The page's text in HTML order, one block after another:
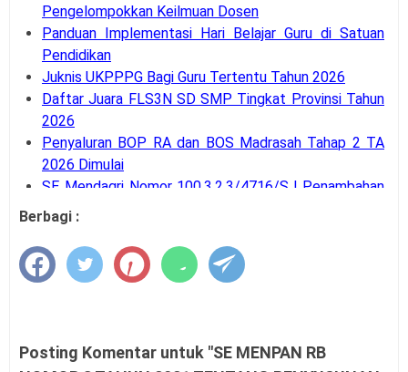
Pengelompokkan Keilmuan Dosen
Panduan Implementasi Hari Belajar Guru di Satuan
Pendidikan
Juknis UKPPPG Bagi Guru Tertentu Tahun 2026
Daftar Juara FLS3N SD SMP Tingkat Provinsi Tahun
2026
Penyaluran BOP RA dan BOS Madrasah Tahap 2 TA
2026 Dimulai
SE Mendagri Nomor 100.3.2.3/4716/SJ Penambahan
Kode Rekening APB Desa
Panduan Pengajuan Data Prasarana pada Dapodik
Versi 2027
Latihan Soal Tes Substantif PPG Calon Guru Tahun
Kalender Pendidikan Kota Palangka Raya 2026/2027
Berbagi :
Posting Komentar untuk "SE MENPAN RB